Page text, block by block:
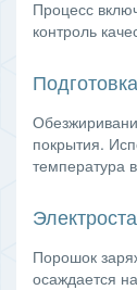
Процесс
контроль
покрытия.
температура
Порошок
осаждается